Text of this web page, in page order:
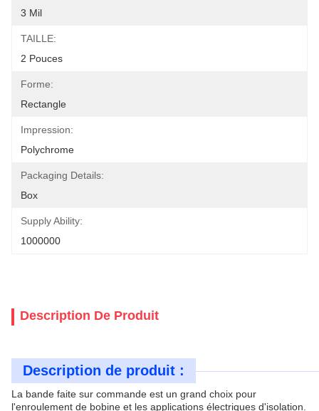
3 Mil
TAILLE:
2 Pouces
Forme:
Rectangle
Impression:
Polychrome
Packaging Details:
Box
Supply Ability:
1000000
Description De Produit
Description de produit :
La bande faite sur commande est un grand choix pour
l'enroulement de bobine et les applications électriques d'isolation.